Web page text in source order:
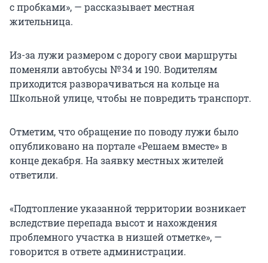
с пробками», — рассказывает местная
жительница.
Из-за лужи размером с дорогу свои маршруты
поменяли автобусы № 34 и 190. Водителям
приходится разворачиваться на кольце на
Школьной улице, чтобы не повредить транспорт.
Отметим, что обращение по поводу лужи было
опубликовано на портале «Решаем вместе» в
конце декабря. На заявку местных жителей
ответили.
«Подтопление указанной территории возникает
вследствие перепада высот и нахождения
проблемного участка в низшей отметке», —
говорится в ответе администрации.